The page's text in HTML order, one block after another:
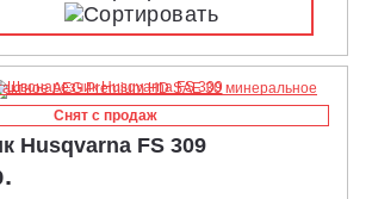
Снят с продаж
Husqvarna FS 309